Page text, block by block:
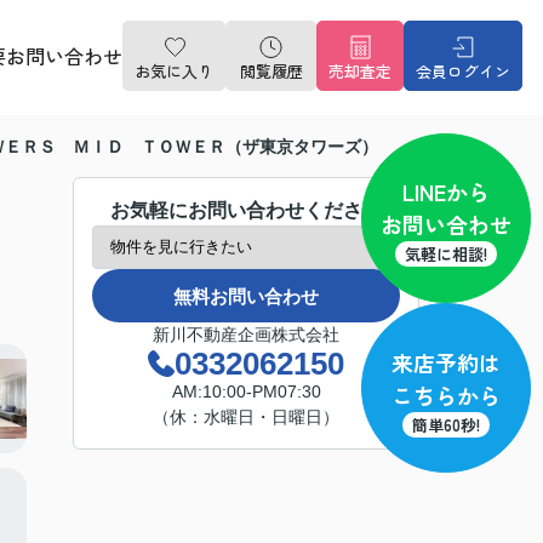
お問い合わせ
お気に入り 閲覧履歴 売却査定 会員ログイン
ＲＳ ＭＩＤ ＴＯＷＥＲ（ザ東京タワーズ）
お気軽にお問い合わせください
無料お問い合わせ
新川不動産企画株式会社
0332062150
AM:10:00-PM07:30
（休：水曜日・日曜日）
LINEから
お問い合わせ
気軽に相談!
来店予約は
こちらから
簡単60秒!